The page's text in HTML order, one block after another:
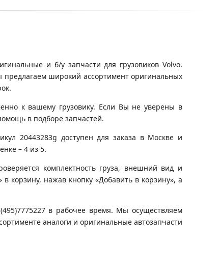
и б/у запчасти для грузовиков Volvo.
предлагаем широкий ассортимент оригинальных
к вашему грузовику. Если Вы не уверены в
в подборе запчастей.
20443283g доступен для заказа в Москве и
– 4 из 5.
комплектность груза, внешний вид и
корзину, нажав кнопку «Добавить в корзину», а
в рабочее время. Мы осуществляем
аналоги и оригинальные автозапчасти